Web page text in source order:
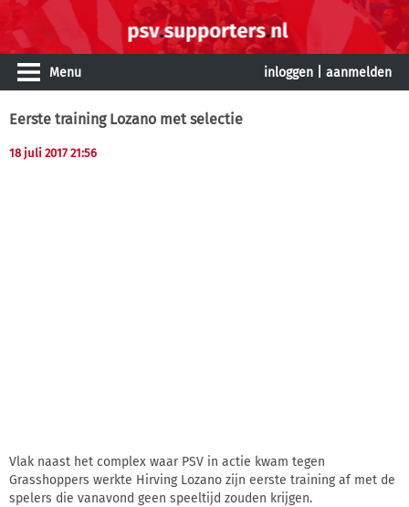
Menu inloggen aanmelden
Eerste training Lozano met selectie
18 juli 2017 21:56
Vlak naast het complex waar PSV in actie kwam tegen
Grasshoppers werkte Hirving Lozano zijn eerste training af met de
spelers die vanavond geen speeltijd zouden krijgen.